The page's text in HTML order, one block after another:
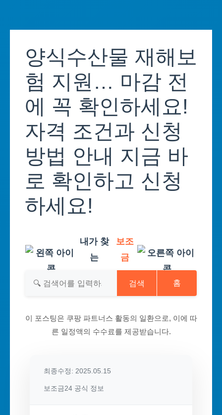
content양식수산물 재해보
험 지원… 마감 전
에 꼭 확인하세요!
자격 조건과 신청
방법 안내 지금 바
로 확인하고 신청
하세요!
내가 찾
는
보조
금
검색 홈
이 포스팅은 쿠팡 파트너스 활동의 일환으로, 이에 따
른 일정액의 수수료를 제공받습니다.
최종수정: 2025.05.15
보조금24 공식 정보